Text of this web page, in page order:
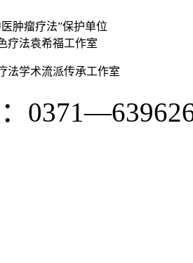
肿瘤疗法”保护单位
疗法袁希福工作室
法学术流派传承工作室